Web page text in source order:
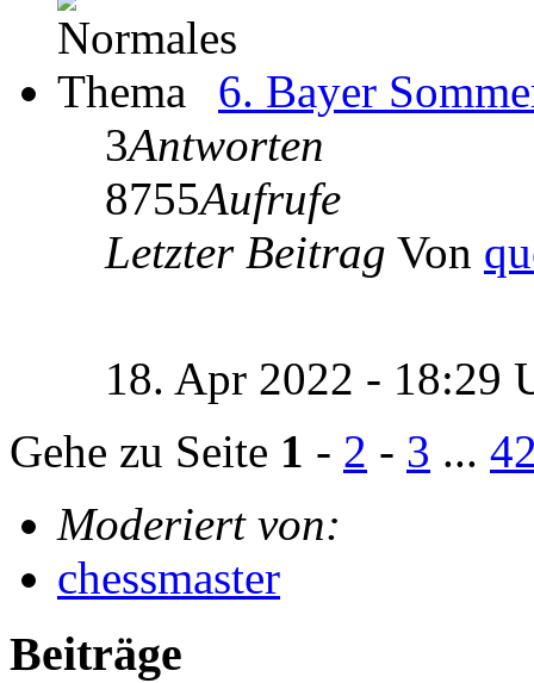
6. Bayer
3Antworten
8755Aufrufe
Letzter Beitrag Von
18. Apr 2022 - 18:29
Gehe zu Seite 1 - 2 - 3 ...
Moderiert von:
chessmaster
Beiträge